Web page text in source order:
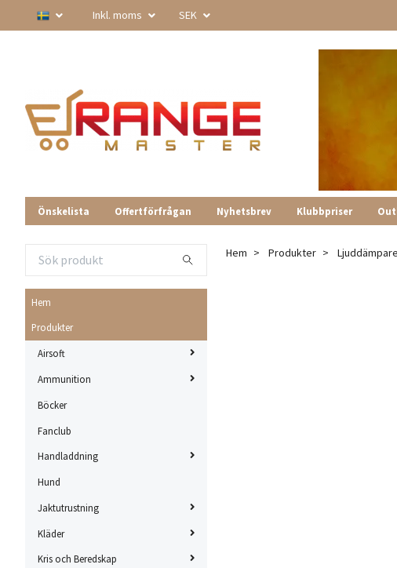
Inkl. moms SEK
Önskelista Offertförfrågan Nyhetsbrev Klubbpriser
Hem
Produkter
Airsoft
Ammunition
Böcker
Fanclub
Handladdning
Hund
Jaktutrustning
Kläder
Kris och Beredskap
Hem Produkter Ljuddämpare